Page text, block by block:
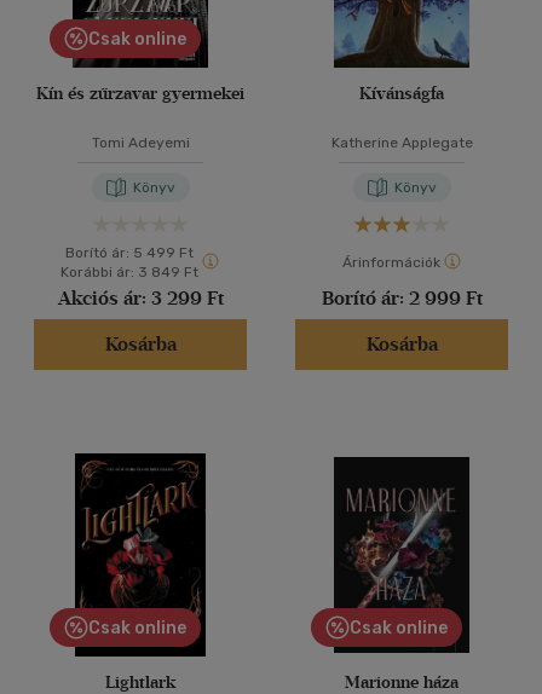
Csak online
Kín és zűrzavar gyermekei
Tomi Adeyemi
Könyv
Borító ár: 5 499 Ft
Korábbi ár: 3 849 Ft
Akciós ár: 3 299 Ft
Kosárba
Kívánságfa
Katherine Applegate
Könyv
Árinformációk
Borító ár: 2 999 Ft
Kosárba
Csak online
Lightlark
Csak online
Marionne háza